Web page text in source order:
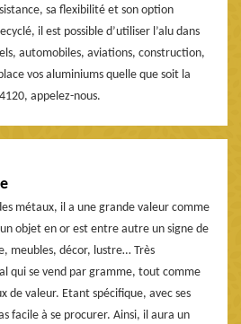
sa flexibilité et son option
il est possible d’utiliser l’alu dans
automobiles, aviations, construction,
vos aluminiums quelle que soit la
appelez-nous.
métaux, il a une grande valeur comme
objet en or est entre autre un signe de
meubles, décor, lustre… Très
qui se vend par gramme, tout comme
de valeur. Etant spécifique, avec ses
facile à se procurer. Ainsi, il aura un